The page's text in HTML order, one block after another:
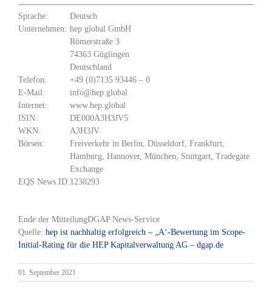
Sprache:
Deutsch
Unternehmen: hep global GmbH
Römerstraße 3
74363 Güglingen
Deutschland
Telefon:
+49 (0)7135 93446 – 0
E-Mail:
info@hep.global
Internet:
www.hep.global
ISIN:
DE000A3H3JV5
WKN:
A3H3JV
Börsen:
Freiverkehr in Berlin, Düsseldorf, Frankfurt,
Hamburg, Hannover, München, Stuttgart, Tradegate
Exchange
EQS News ID:1230293
Ende der MitteilungDGAP News-Service
Quelle: hep ist nachhaltig erfolgreich – „A‘-Bewertung im Scope-
Initial-Rating für die HEP Kapitalverwaltung AG – dgap.de
01. September 2021